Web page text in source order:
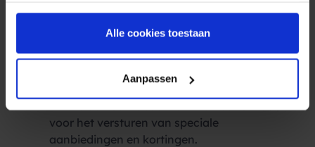
Alle cookies toestaan
Aanpassen
kan tot 10:00 uur. Wilt u uw verblijf verlengen,
dan kan dat middels een reply op deze
een korte vragenlijst voor te leggen.
voor het versturen van speciale
aanbiedingen en kortingen.